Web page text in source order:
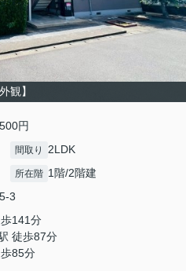
外観】
円
間取り 2LDK
所在階 1階/2階建
3
歩141分
徒歩87分
歩85分